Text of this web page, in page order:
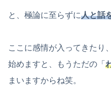
と、極論に至らずに人と話
ここに感情が入ってきたり
始めますと、もうただの「
まいますからね笑。